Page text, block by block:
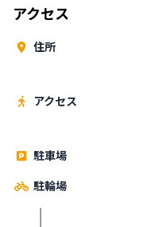
アクセス
住所
アクセス
駐車場
駐輪場